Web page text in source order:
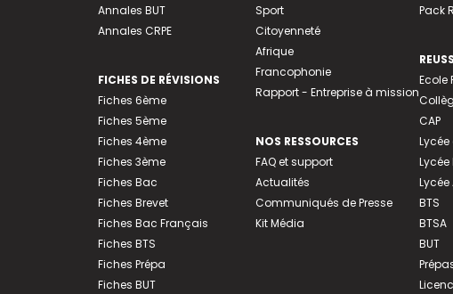
Annales BUT
Annales CRPE
FICHES DE RÉVISIONS
Fiches 6ème
Fiches 5ème
Fiches 4ème
Fiches 3ème
Fiches Bac
Fiches Brevet
Fiches Bac Français
Fiches BTS
Fiches Prépa
Fiches BUT
Sport
Citoyenneté
Afrique
Francophonie
Rapport - Entreprise à mission
NOS RESSOURCES
FAQ et support
Actualités
Communiqués de Presse
Kit Média
Pack
Ecole
CAP
Lycée
BTS
BTSA
BUT